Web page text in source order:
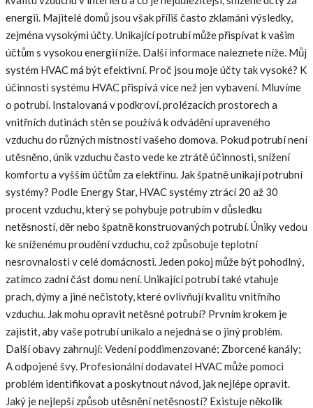
energii. Majitelé domů jsou však příliš často zklamáni výsledky,
zejména vysokými účty. Unikající potrubí může přispívat k vašim
účtům s vysokou energií níže. Další informace naleznete níže. Můj
systém HVAC má být efektivní. Proč jsou moje účty tak vysoké? K
účinnosti systému HVAC přispívá více než jen vybavení. Mluvíme
o potrubí. Instalovaná v podkroví, prolézacích prostorech a
vnitřních dutinách stěn se používá k odvádění upraveného
vzduchu do různých místností vašeho domova. Pokud potrubí není
utěsněno, únik vzduchu často vede ke ztrátě účinnosti, snížení
komfortu a vyšším účtům za elektřinu. Jak špatně unikají potrubní
systémy? Podle Energy Star, HVAC systémy ztrácí 20 až 30
procent vzduchu, který se pohybuje potrubím v důsledku
netěsností, děr nebo špatně konstruovaných potrubí. Úniky vedou
ke sníženému proudění vzduchu, což způsobuje teplotní
nesrovnalosti v celé domácnosti. Jeden pokoj může být pohodlný,
zatímco zadní část domu není. Unikající potrubí také vtahuje
prach, dýmy a jiné nečistoty, které ovlivňují kvalitu vnitřního
vzduchu. Jak mohu opravit netěsné potrubí? Prvním krokem je
zajistit, aby vaše potrubí unikalo a nejedná se o jiný problém.
Další obavy zahrnují: Vedení poddimenzované; Zborcené kanály;
A odpojené švy. Profesionální dodavatel HVAC může pomoci
problém identifikovat a poskytnout návod, jak nejlépe opravit.
Jaký je nejlepší způsob utěsnění netěsností? Existuje několik